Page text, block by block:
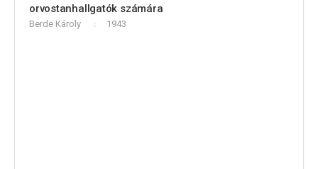
orvostanhallgatók számára
Berde Károly 1943